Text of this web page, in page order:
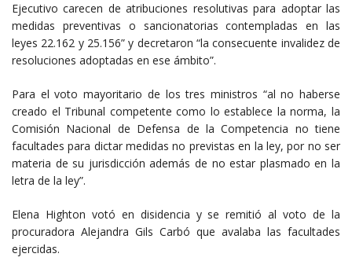
Ejecutivo carecen de atribuciones resolutivas para adoptar las
medidas preventivas o sancionatorias contempladas en las
leyes 22.162 y 25.156” y decretaron “la consecuente invalidez de
resoluciones adoptadas en ese ámbito”.
Para el voto mayoritario de los tres ministros “al no haberse
creado el Tribunal competente como lo establece la norma, la
Comisión Nacional de Defensa de la Competencia no tiene
facultades para dictar medidas no previstas en la ley, por no ser
materia de su jurisdicción además de no estar plasmado en la
letra de la ley”.
Elena Highton votó en disidencia y se remitió al voto de la
procuradora Alejandra Gils Carbó que avalaba las facultades
ejercidas.